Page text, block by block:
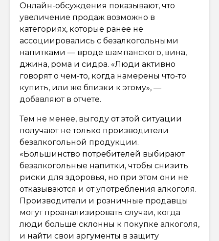
Онлайн-обсуждения показывают, что
увеличение продаж возможно в
категориях, которые ранее не
ассоциировались с безалкогольными
напитками — вроде шампанского, вина,
джина, рома и сидра. «Люди активно
говорят о чем-то, когда намерены что-то
купить, или же близки к этому», —
добавляют в отчете.
Тем не менее, выгоду от этой ситуации
получают не только производители
безалкогольной продукции.
«Большинство потребителей выбирают
безалкогольные напитки, чтобы снизить
риски для здоровья, но при этом они не
отказываются и от употребления алкоголя.
Производители и розничные продавцы
могут проанализировать случаи, когда
люди больше склонны к покупке алкоголя,
и найти свои аргументы в защиту